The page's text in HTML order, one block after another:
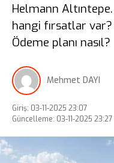
Helmann
hangi fırsatlar
Ödeme planı nasıl?
Mehmet DAYI
Giriş: 03-11-2025 23:07
Güncelleme: 03-11-2025 23:27